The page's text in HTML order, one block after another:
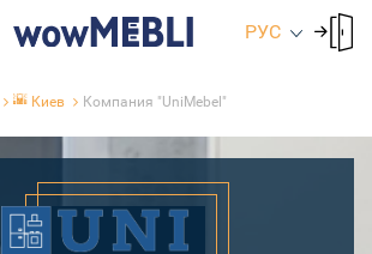
РУС
🌇 Киев Компания "UniMebel"